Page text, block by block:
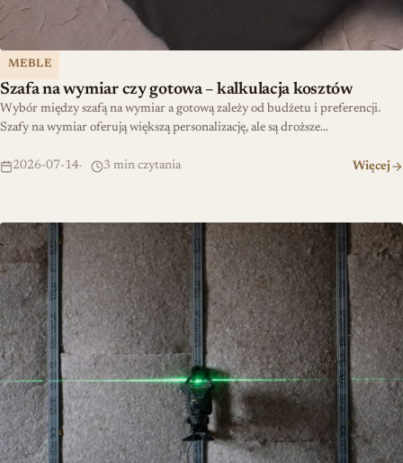
MEBLE
Szafa na wymiar czy gotowa – kalkulacja kosztów
Wybór między szafą na wymiar a gotową zależy od budżetu i preferencji.
Szafy na wymiar oferują większą personalizację, ale są droższe…
2026-07-14 3 min czytania Więcej
Jak używać poziomicy laserowej – przewodnik krok po kroku